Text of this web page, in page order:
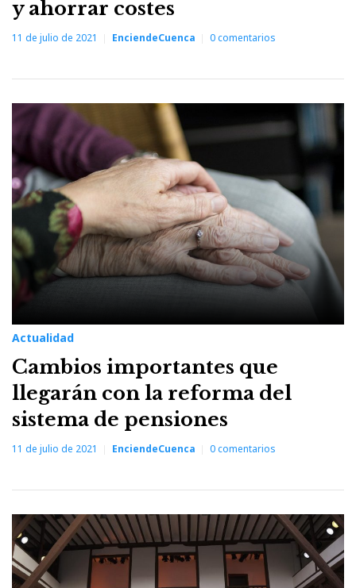
y ahorrar costes
11 de julio de 2021 EnciendeCuenca 0comentarios
Actualidad
Cambios importantes que
llegarán con la reforma del
sistema de pensiones
11 de julio de 2021 EnciendeCuenca 0comentarios